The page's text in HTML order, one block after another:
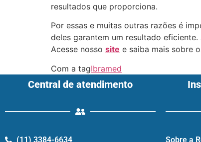
resultados que proporciona.
Por essas e muitas outras razões é
deles garantem um resultado eficiente.
Acesse nosso site e saiba mais sobre
Com a tagIbramed
Central de atendimento
(11) 3384-6634 Sobre a